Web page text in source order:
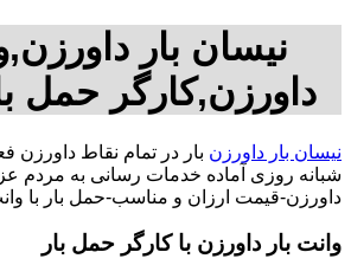
نیسان بار
داورزن,کارگر حمل
نیسان بار داورزن بار در تمام نقاط داورزن
شبانه روزی آماده خدمات رسانی به مردم
داورزن-قیمت ارزان و مناسب-حمل بار با
وانت بار داورزن با کارگر حمل بار